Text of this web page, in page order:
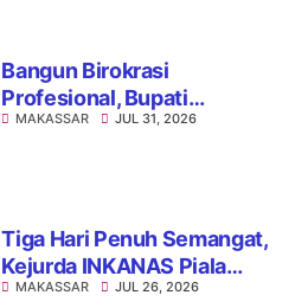
Bangun Birokrasi
Profesional, Bupati
Patahuddin Gelar
MAKASSAR JUL 31, 2026
Tiga Hari Penuh Semangat,
Kejurda INKANAS Piala
Kapolda Sulsel 2026 Sukses
MAKASSAR JUL 26, 2026